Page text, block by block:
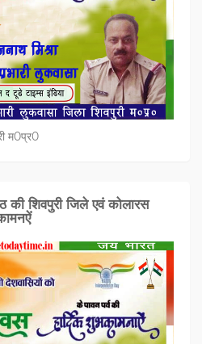
म0प्र0
की शिवपुरी जिले एवं कोलारस